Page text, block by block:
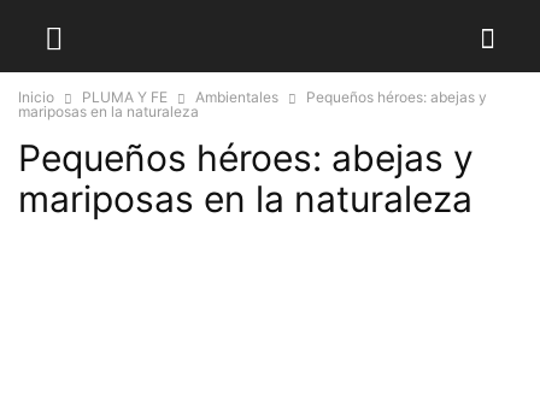
Inicio PLUMA Y FE Ambientales
Pequeños héroes: abejas y
mariposas en la naturaleza
Pequeños héroes: abejas y
mariposas en la naturaleza